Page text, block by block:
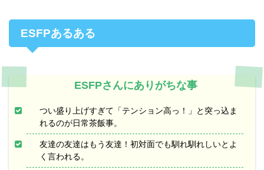
ESFPあるある
ESFPさんにありがちな事
つい盛り上げすぎて「テンション高っ！」と突っ込ま
れるのが日常茶飯事。
友達の友達はもう友達！初対面でも馴れ馴れしいとよ
く言われる。